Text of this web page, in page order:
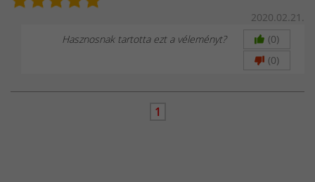
2020.02.21.
Hasznosnak tartotta ezt a véleményt?
(0)
(0)
1